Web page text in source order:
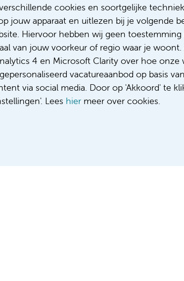
cookies en soortgelijke
jouw apparaat en uitlezen bij je volgende
Hiervoor hebben wij geen
van jouw voorkeur of regio waar je
4 en Microsoft Clarity over hoe
vacatureaanbod op basis
via social media. Door op 'Akkoord' te
Lees hier meer over cookies.
behandelingen. Hoe werkt de
je samen toe met een begeleider. Nooit
veiligheid. Ik leer ook van patiënten. Ik
welke angst daarbij komt kijken omdat je
te praten.”
oncologische patiënten? Bekijkhierde